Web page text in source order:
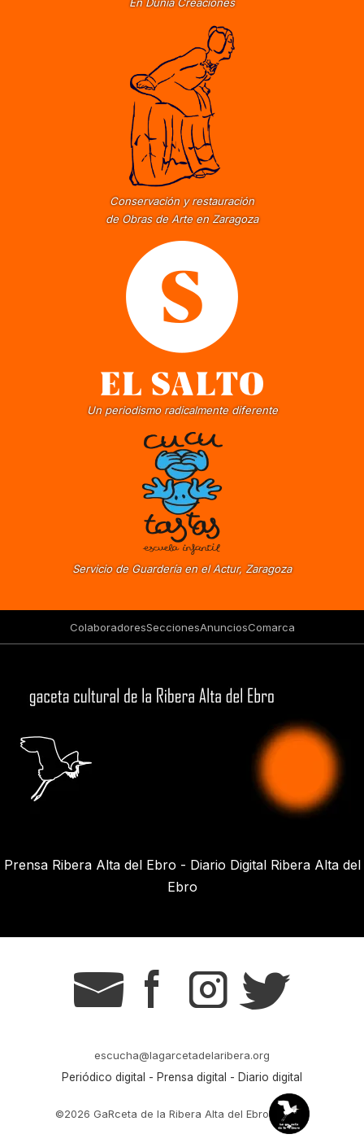
Conservación y restauración
de Obras de Arte en Zaragoza
Un periodismo radicalmente diferente
Servicio de Guardería en el Actur, Zaragoza
ColaboradoresSeccionesAnunciosComarca
Prensa Ribera Alta del Ebro - Diario Digital Ribera Alta del
Ebro
g s t r
escucha@lagarcetadelaribera.org
Periódico digital - Prensa digital - Diario digital
©2026 GaRceta de la Ribera Alta del Ebro